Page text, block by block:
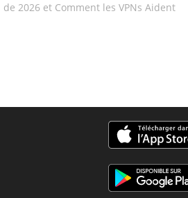
de 2026 et Comment les VPNs Aident